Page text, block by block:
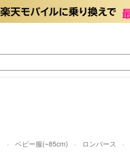
ベビー服(~85cm) ロンパース